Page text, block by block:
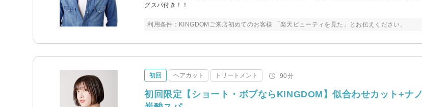
グスパ付き！！
利用条件：KINGDOMご来店初めてのお客様 「楽天ビューティを見た」とお伝えください。
初回 ヘアカット トリートメント 90分
初回限定【ショート・ボブならKINGDOM】似合わせカット+ナノ